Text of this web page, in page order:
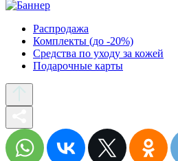
Распродажа
Комплекты (до -20%)
Средства по уходу за кожей
Подарочные карты